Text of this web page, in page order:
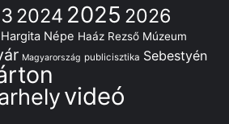
2024 2025 2026
Hargita Népe Haáz Rezső Múzeum
Magyarország publicisztika Sebestyén
videó